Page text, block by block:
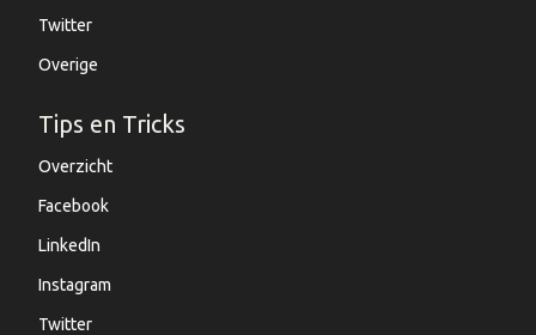
Twitter
Overige
Tips en Tricks
Overzicht
Facebook
LinkedIn
Instagram
Twitter